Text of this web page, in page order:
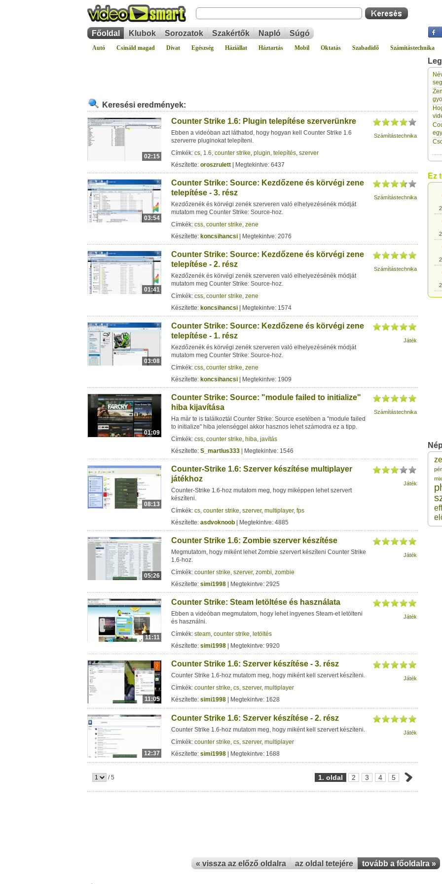
Főoldal Klubok Sorozatok Szakértők Napló Súgó
Autó Csináld magad Divat Egészség Háziállat Háztartás Mobil Oktatás Szabadidő Számítástechnika
Keresési eredmények:
02:15
Counter Strike 1.6: Plugin telepítése szerverünkre
Ebben a videóban azt láthatod, hogy hogyan kell Counter Strike 1.6
szerverre pluginokat telepíteni.
Címkék: cs, 1.6, counter strike, plugin, telepítés, szerver
Készítette: oroszrulett | Megtekintve: 6437
Számítástechnika
03:54
Counter Strike: Source: Kezdőzene és körvégi zene
telepítése - 3. rész
Kezdőzenék és körvégi zenék szerveren való elhelyezésénék módját
mutatom meg Counter Strike: Source-hoz.
Címkék: css, counter strike, zene
Készítette: koncsihancsi | Megtekintve: 2076
Számítástechnika
01:41
Counter Strike: Source: Kezdőzene és körvégi zene
telepítése - 2. rész
Kezdőzenék és körvégi zenék szerveren való elhelyezésénék módját
mutatom meg Counter Strike: Source-hoz.
Címkék: css, counter strike, zene
Készítette: koncsihancsi | Megtekintve: 1574
Számítástechnika
03:08
Counter Strike: Source: Kezdőzene és körvégi zene
telepítése - 1. rész
Kezdőzenék és körvégi zenék szerveren való elhelyezésénék módját
mutatom meg Counter Strike: Source-hoz.
Címkék: css, counter strike, zene
Készítette: koncsihancsi | Megtekintve: 1909
Játék
01:09
Counter Strike: Source: "module failed to initialize"
hiba kijavítása
Ha már te is találkoztál Counter Strike: Source esetében a "module failed
to initialize" hiba jelenséggel akkor hasznos lehet számodra ez a tipp.
Címkék: css, counter strike, hiba, javítás
Készítette: S_martlus333 | Megtekintve: 1546
Számítástechnika
08:13
Counter-Strike 1.6: Szerver készítése multiplayer
játékhoz
Counter-Strike 1.6-hoz mutatom meg, hogy miképpen lehet szervert
készíteni.
Címkék: cs, counter strike, szerver, multiplayer, fps
Készítette: asdvoknoob | Megtekintve: 4885
Játék
05:26
Counter Strike 1.6: Zombie szerver készítése
Megmutatom, hogy miként lehet Zombie szervert készíteni Counter Strike
1.6-hoz.
Címkék: counter strike, szerver, zombi, zombie
Készítette: simi1998 | Megtekintve: 2925
Játék
11:11
Counter Strike: Steam letöltése és használata
Ebben a videóban megmutatom, hogy lehet ingyenes Steam-et letölteni
és használni.
Címkék: steam, counter strike, letöltés
Készítette: simi1998 | Megtekintve: 9920
Játék
11:05
Counter Strike 1.6: Szerver készítése - 3. rész
Counter Strike 1.6-hoz mutatom meg, hogy miként kell szervert készíteni.
Címkék: counter strike, cs, szerver, multiplayer
Készítette: simi1998 | Megtekintve: 1628
Játék
12:37
Counter Strike 1.6: Szerver készítése - 2. rész
Counter Strike 1.6-hoz mutatom meg, hogy miként kell szervert készíteni.
Címkék: counter strike, cs, szerver, multiplayer
Készítette: simi1998 | Megtekintve: 1688
Játék
/ 5 1. oldal 2 3 4 5
Ez
« vissza az előző oldalra az oldal tetejére tovább a főoldalra »